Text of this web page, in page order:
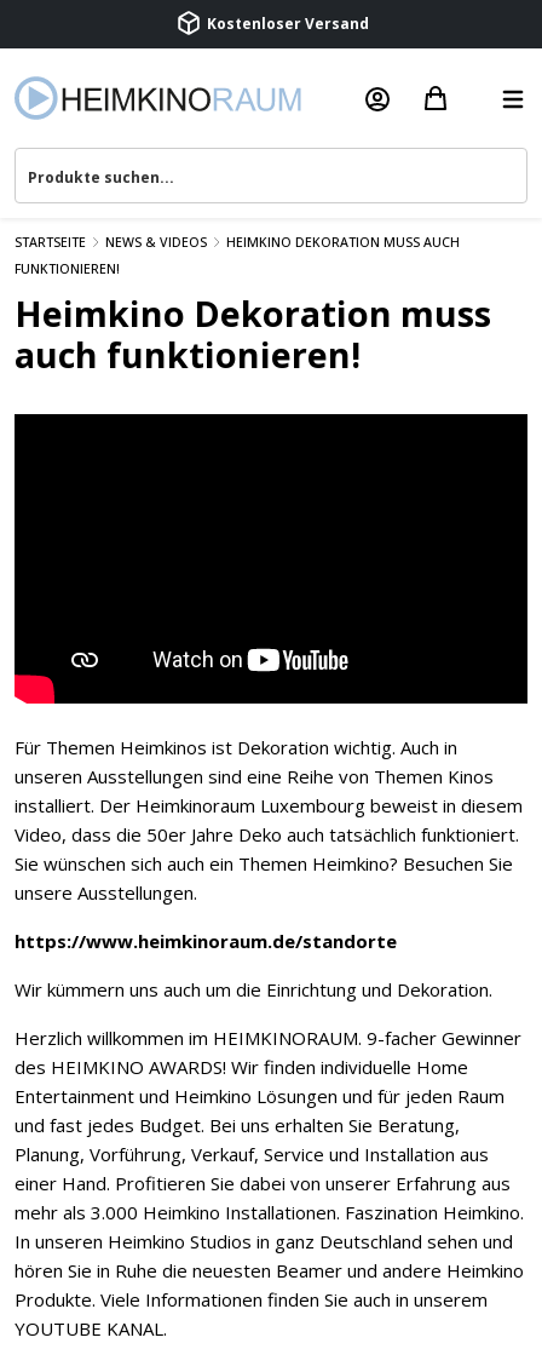
Kostenloser Versand
Beratung & Service
STARTSEITE NEWS & VIDEOS
HEIMKINO DEKORATION MUSS AUCH
FUNKTIONIEREN!
Heimkino Dekoration muss
auch funktionieren!
Für Themen Heimkinos ist Dekoration wichtig. Auch in
unseren Ausstellungen sind eine Reihe von Themen Kinos
installiert. Der Heimkinoraum Luxembourg beweist in diesem
Video, dass die 50er Jahre Deko auch tatsächlich funktioniert.
Sie wünschen sich auch ein Themen Heimkino? Besuchen Sie
unsere Ausstellungen.
https://www.heimkinoraum.de/standorte
Wir kümmern uns auch um die Einrichtung und Dekoration.
Herzlich willkommen im HEIMKINORAUM. 9-facher Gewinner
des HEIMKINO AWARDS! Wir finden individuelle Home
Entertainment und Heimkino Lösungen und für jeden Raum
und fast jedes Budget. Bei uns erhalten Sie Beratung,
Planung, Vorführung, Verkauf, Service und Installation aus
einer Hand. Profitieren Sie dabei von unserer Erfahrung aus
mehr als 3.000 Heimkino Installationen. Faszination Heimkino.
In unseren Heimkino Studios in ganz Deutschland sehen und
hören Sie in Ruhe die neuesten Beamer und andere Heimkino
Produkte. Viele Informationen finden Sie auch in unserem
YOUTUBE KANAL.